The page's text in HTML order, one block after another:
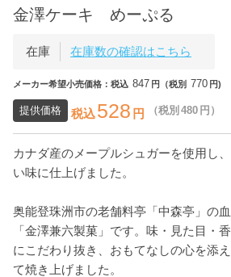
金澤ケーキ めーぷる
在庫 在庫数の確認はこちら
メーカー希望小売価格：税込 847 円（税別 770 円)
提供価格 税込528 円 （税別 480 円）
カナダ産のメープルシュガーを使用し
い味に仕上げました。
奥能登珠洲市の老舗料亭「中森亭」の
「金澤兼六製菓」です。味・見た目・
にこだわり抜き、おもてなしの心を添
て焼き上げました。